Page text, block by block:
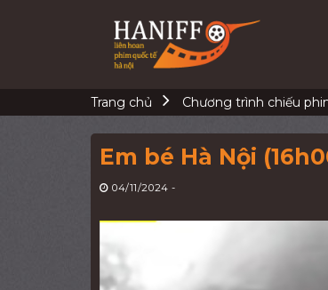
Trang chủ Chương trình chiếu
Em bé Hà Nội
04/11/2024 -